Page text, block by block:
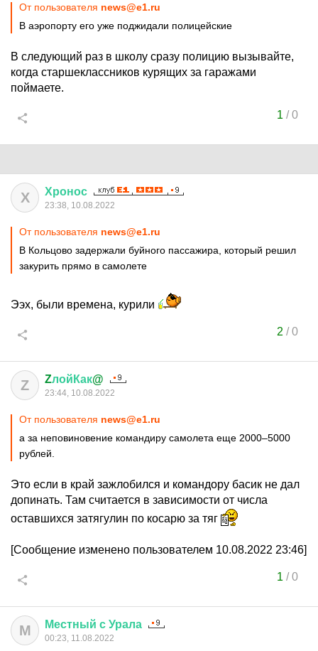
От пользователя news@e1.ru
В аэропорту его уже поджидали полицейские
В следующий раз в школу сразу полицию вызывайте,
когда старшеклассников курящих за гаражами
поймаете.
1 /0
Х Хронос
23:38, 10.08.2022
От пользователя news@e1.ru
В Кольцово задержали буйного пассажира, который решил
закурить прямо в самолете
Ээх, были времена, курили
2 /0
Z ZлойКак@
23:44, 10.08.2022
От пользователя news@e1.ru
а за неповиновение командиру самолета еще 2000–5000
рублей.
Это если в край зажлобился и командору басик не дал
допинать. Там считается в зависимости от числа
оставшихся затягулин по косарю за тяг
[Сообщение изменено пользователем 10.08.2022 23:46]
1 /0
М Местный с Урала
00:23, 11.08.2022